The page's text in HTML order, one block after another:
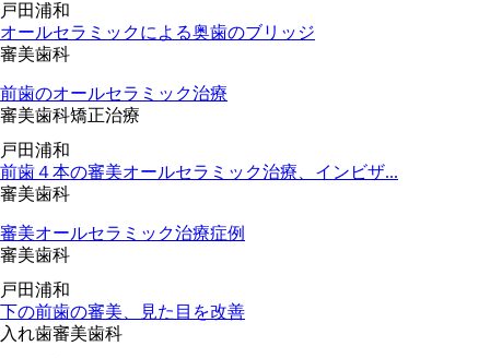
戸田浦和
オールセラミックによる奥歯のブリッジ
審美歯科
前歯のオールセラミック治療
審美歯科矯正治療
戸田浦和
前歯４本の審美オールセラミック治療、インビザ...
審美歯科
審美オールセラミック治療症例
審美歯科
戸田浦和
下の前歯の審美、見た目を改善
入れ歯審美歯科